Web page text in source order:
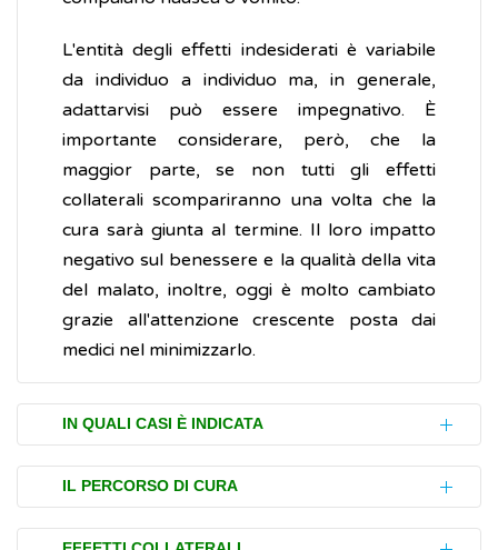
L'entità degli effetti indesiderati è variabile
da individuo a individuo ma, in generale,
adattarvisi può essere impegnativo. È
importante considerare, però, che la
maggior parte, se non tutti gli effetti
collaterali scompariranno una volta che la
cura sarà giunta al termine. Il loro impatto
negativo sul benessere e la qualità della vita
del malato, inoltre, oggi è molto cambiato
grazie all'attenzione crescente posta dai
medici nel minimizzarlo.
IN QUALI CASI È INDICATA
La chemioterapia è potenzialmente una cura
salva-vita e, come tale, di solito è
raccomandata in quelle persone, malate di
IL PERCORSO DI CURA
Esistono diversi tipi di chemioterapia e